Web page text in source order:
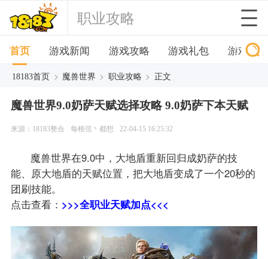
职业攻略
首页 游戏新闻 游戏攻略 游戏礼包 游戏下
18183首页 > 魔兽世界 > 职业攻略 > 正文
魔兽世界9.0奶萨天赋选择攻略 9.0奶萨下本天赋
来源：18183整合 每根弦丶都想 22-04-15 16:25:32
魔兽世界在9.0中，大地盾重新回归成奶萨的技
能、原大地盾的天赋位置，把大地盾变成了一个20秒的
团刷技能。
点击查看： >>>全职业天赋加点<<<